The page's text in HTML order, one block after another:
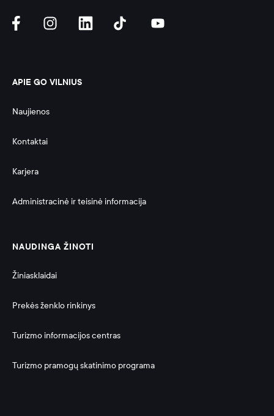
APIE GO VILNIUS
Naujienos
Kontaktai
Karjera
Administracinė ir teisinė informacija
NAUDINGA ŽINOTI
Žiniasklaidai
Prekės ženklo rinkinys
Turizmo informacijos centras
Turizmo pramogų skatinimo programa